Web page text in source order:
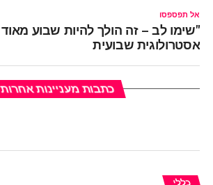
אל תפספסו
"שימו לב – זה הולך להיות שבוע
אסטרולוגית שבועית
כתבות מעניינות אחרות
כללי